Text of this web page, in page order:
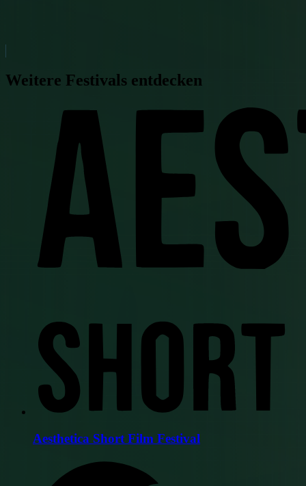
Weitere Festivals entdecken
Aesthetica Short Film Festival